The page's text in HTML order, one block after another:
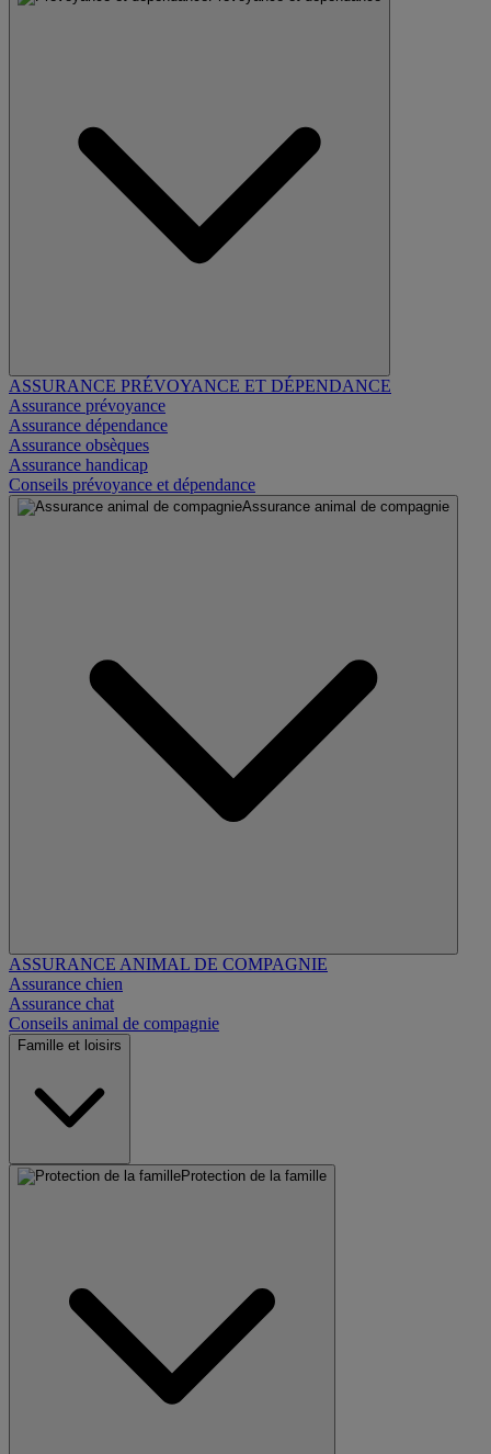
ASSURANCE PRÉVOYANCE ET DÉPENDANCE
Assurance prévoyance
Assurance dépendance
Assurance obsèques
Assurance handicap
Conseils prévoyance et dépendance
Assurance animal de compagnie
ASSURANCE ANIMAL DE COMPAGNIE
Assurance chien
Assurance chat
Conseils animal de compagnie
Famille et loisirs
Protection de la famille